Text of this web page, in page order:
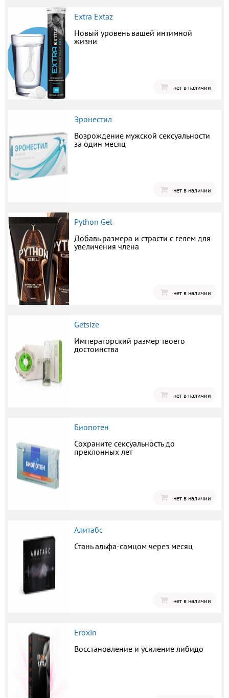
Extra Extaz
Новый уровень вашей интимной
жизни
нет в наличии
Эронестил
Возрождение мужской сексуальности
за один месяц
нет в наличии
Python Gel
Добавь размера и страсти с гелем для
увеличения члена
нет в наличии
Getsize
Императорский размер твоего
достоинства
нет в наличии
Биопотен
Сохраните сексуальность до
преклонных лет
нет в наличии
Алитабс
Стань альфа-самцом через месяц
нет в наличии
Eroxin
Восстановление и усиление либидо